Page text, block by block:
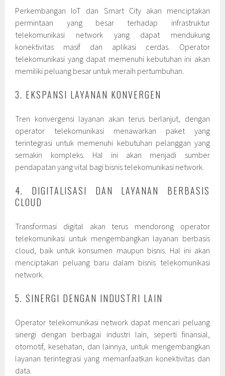
Perkembangan IoT dan Smart City akan menciptakan
permintaan yang besar terhadap infrastruktur
telekomunikasi network yang dapat mendukung
konektivitas masif dan aplikasi cerdas. Operator
telekomunikasi yang dapat memenuhi kebutuhan ini akan
memiliki peluang besar untuk meraih pertumbuhan.
3. EKSPANSI LAYANAN KONVERGEN
Tren konvergensi layanan akan terus berlanjut, dengan
operator telekomunikasi menawarkan paket yang
terintegrasi untuk memenuhi kebutuhan pelanggan yang
semakin kompleks. Hal ini akan menjadi sumber
pendapatan yang vital bagi bisnis telekomunikasi network.
4. DIGITALISASI DAN LAYANAN BERBASIS
CLOUD
Transformasi digital akan terus mendorong operator
telekomunikasi untuk mengembangkan layanan berbasis
cloud, baik untuk konsumen maupun bisnis. Hal ini akan
menciptakan peluang baru dalam bisnis telekomunikasi
network.
5. SINERGI DENGAN INDUSTRI LAIN
Operator telekomunikasi network dapat mencari peluang
sinergi dengan berbagai industri lain, seperti finansial,
otomotif, kesehatan, dan lainnya, untuk mengembangkan
layanan terintegrasi yang memanfaatkan konektivitas dan
data.